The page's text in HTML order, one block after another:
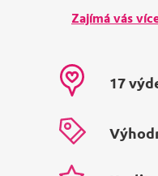
Zajímá vás
17